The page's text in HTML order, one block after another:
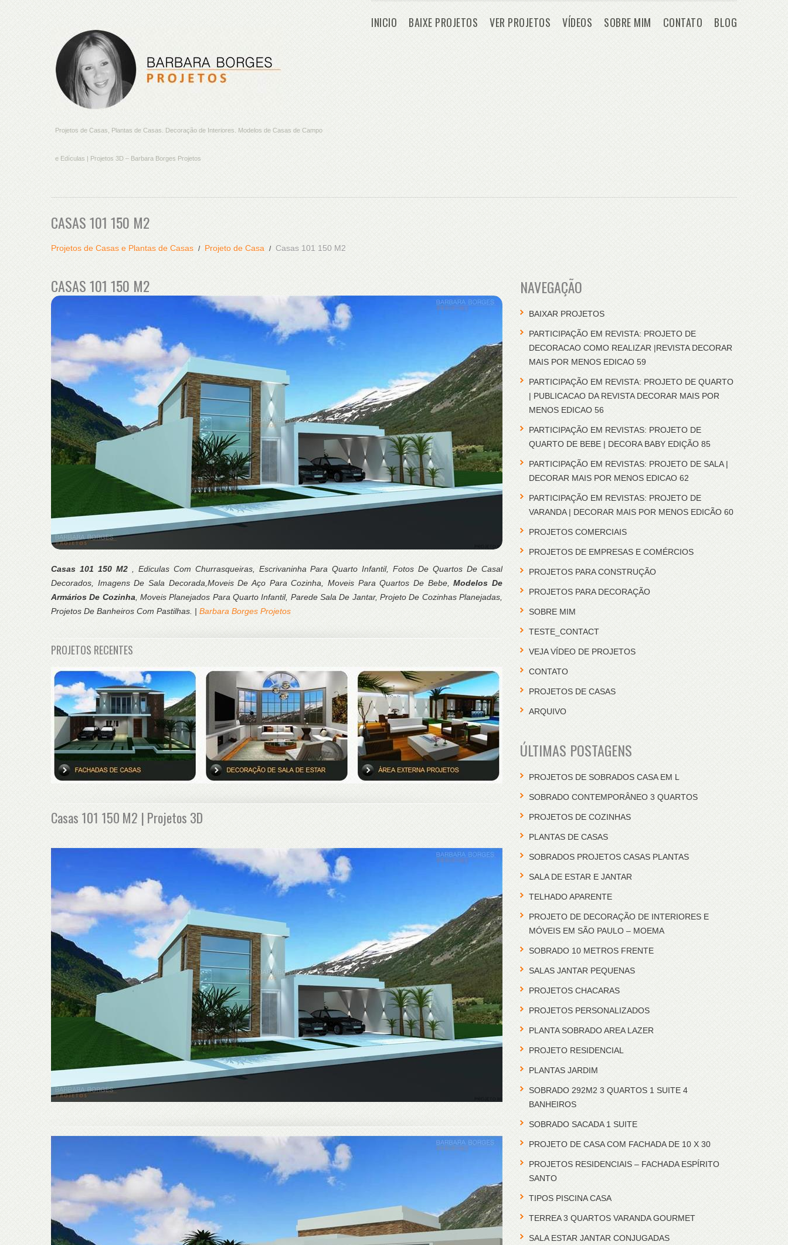
Projetos de Casas, Plantas de Casas. Decoração de Interiores. Modelos de Casas de Campo
e Edículas | Projetos 3D – Barbara Borges Projetos
INICIO BAIXE PROJETOS VER PROJETOS VÍDEOS SOBRE MIM CONTATO BLOG
CASAS 101 150 M2
Projetos de Casas e Plantas de Casas Projeto de Casa Casas 101 150 M2
CASAS 101 150 M2
Casas 101 150 M2
, Ediculas Com Churrasqueiras, Escrivaninha Para Quarto Infantil, Fotos De Quartos De Casal
Decorados, Imagens De Sala Decorada,Moveis De Aço Para Cozinha, Moveis Para Quartos De Bebe,Modelos De
Armários De Cozinha , Moveis Planejados Para Quarto Infantil, Parede Sala De Jantar, Projeto De Cozinhas Planejadas,
Projetos De Banheiros Com Pastilhas. | Barbara Borges Projetos
PROJETOS RECENTES
Casas 101 150 M2 | Projetos 3D
NAVEGAÇÃO
BAIXAR PROJETOS
PARTICIPAÇÃO EM REVISTA: PROJETO DE
DECORACAO COMO REALIZAR |REVISTA DECORAR
MAIS POR MENOS EDICAO 59
PARTICIPAÇÃO EM REVISTA: PROJETO DE QUARTO
| PUBLICACAO DA REVISTA DECORAR MAIS POR
MENOS EDICAO 56
PARTICIPAÇÃO EM REVISTAS: PROJETO DE
QUARTO DE BEBE | DECORA BABY EDIÇÃO 85
PARTICIPAÇÃO EM REVISTAS: PROJETO DE SALA |
DECORAR MAIS POR MENOS EDICAO 62
PARTICIPAÇÃO EM REVISTAS: PROJETO DE
VARANDA | DECORAR MAIS POR MENOS EDICÃO 60
PROJETOS COMERCIAIS
PROJETOS DE EMPRESAS E COMÉRCIOS
PROJETOS PARA CONSTRUÇÃO
PROJETOS PARA DECORAÇÃO
SOBRE MIM
TESTE_CONTACT
VEJA VÍDEO DE PROJETOS
CONTATO
PROJETOS DE CASAS
ARQUIVO
ÚLTIMAS POSTAGENS
PROJETOS DE SOBRADOS CASA EM L
SOBRADO CONTEMPORÂNEO 3 QUARTOS
PROJETOS DE COZINHAS
PLANTAS DE CASAS
SOBRADOS PROJETOS CASAS PLANTAS
SALA DE ESTAR E JANTAR
TELHADO APARENTE
PROJETO DE DECORAÇÃO DE INTERIORES E
MÓVEIS EM SÃO PAULO – MOEMA
SOBRADO 10 METROS FRENTE
SALAS JANTAR PEQUENAS
PROJETOS CHACARAS
PROJETOS PERSONALIZADOS
PLANTA SOBRADO AREA LAZER
PROJETO RESIDENCIAL
PLANTAS JARDIM
SOBRADO 292M2 3 QUARTOS 1 SUITE 4
BANHEIROS
SOBRADO SACADA 1 SUITE
PROJETO DE CASA COM FACHADA DE 10 X 30
PROJETOS RESIDENCIAIS – FACHADA ESPÍRITO
SANTO
TIPOS PISCINA CASA
TERREA 3 QUARTOS VARANDA GOURMET
SALA ESTAR JANTAR CONJUGADAS